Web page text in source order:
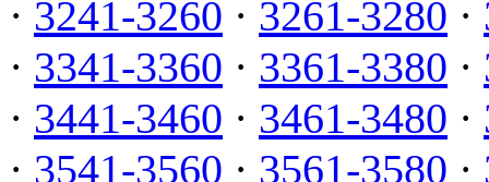
· 3241-3260 · 3261-3280 ·
· 3341-3360 · 3361-3380 ·
· 3441-3460 · 3461-3480 ·
· 3541-3560 · 3561-3580 ·